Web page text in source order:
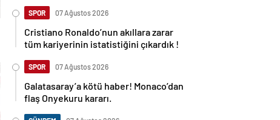
SPOR 07 Ağustos 2026
Cristiano Ronaldo’nun akıllara zarar
tüm kariyerinin istatistiğini çıkardık !
SPOR 07 Ağustos 2026
Galatasaray’a kötü haber! Monaco’dan
flaş Onyekuru kararı.